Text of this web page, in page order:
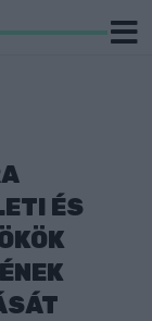
ÉS